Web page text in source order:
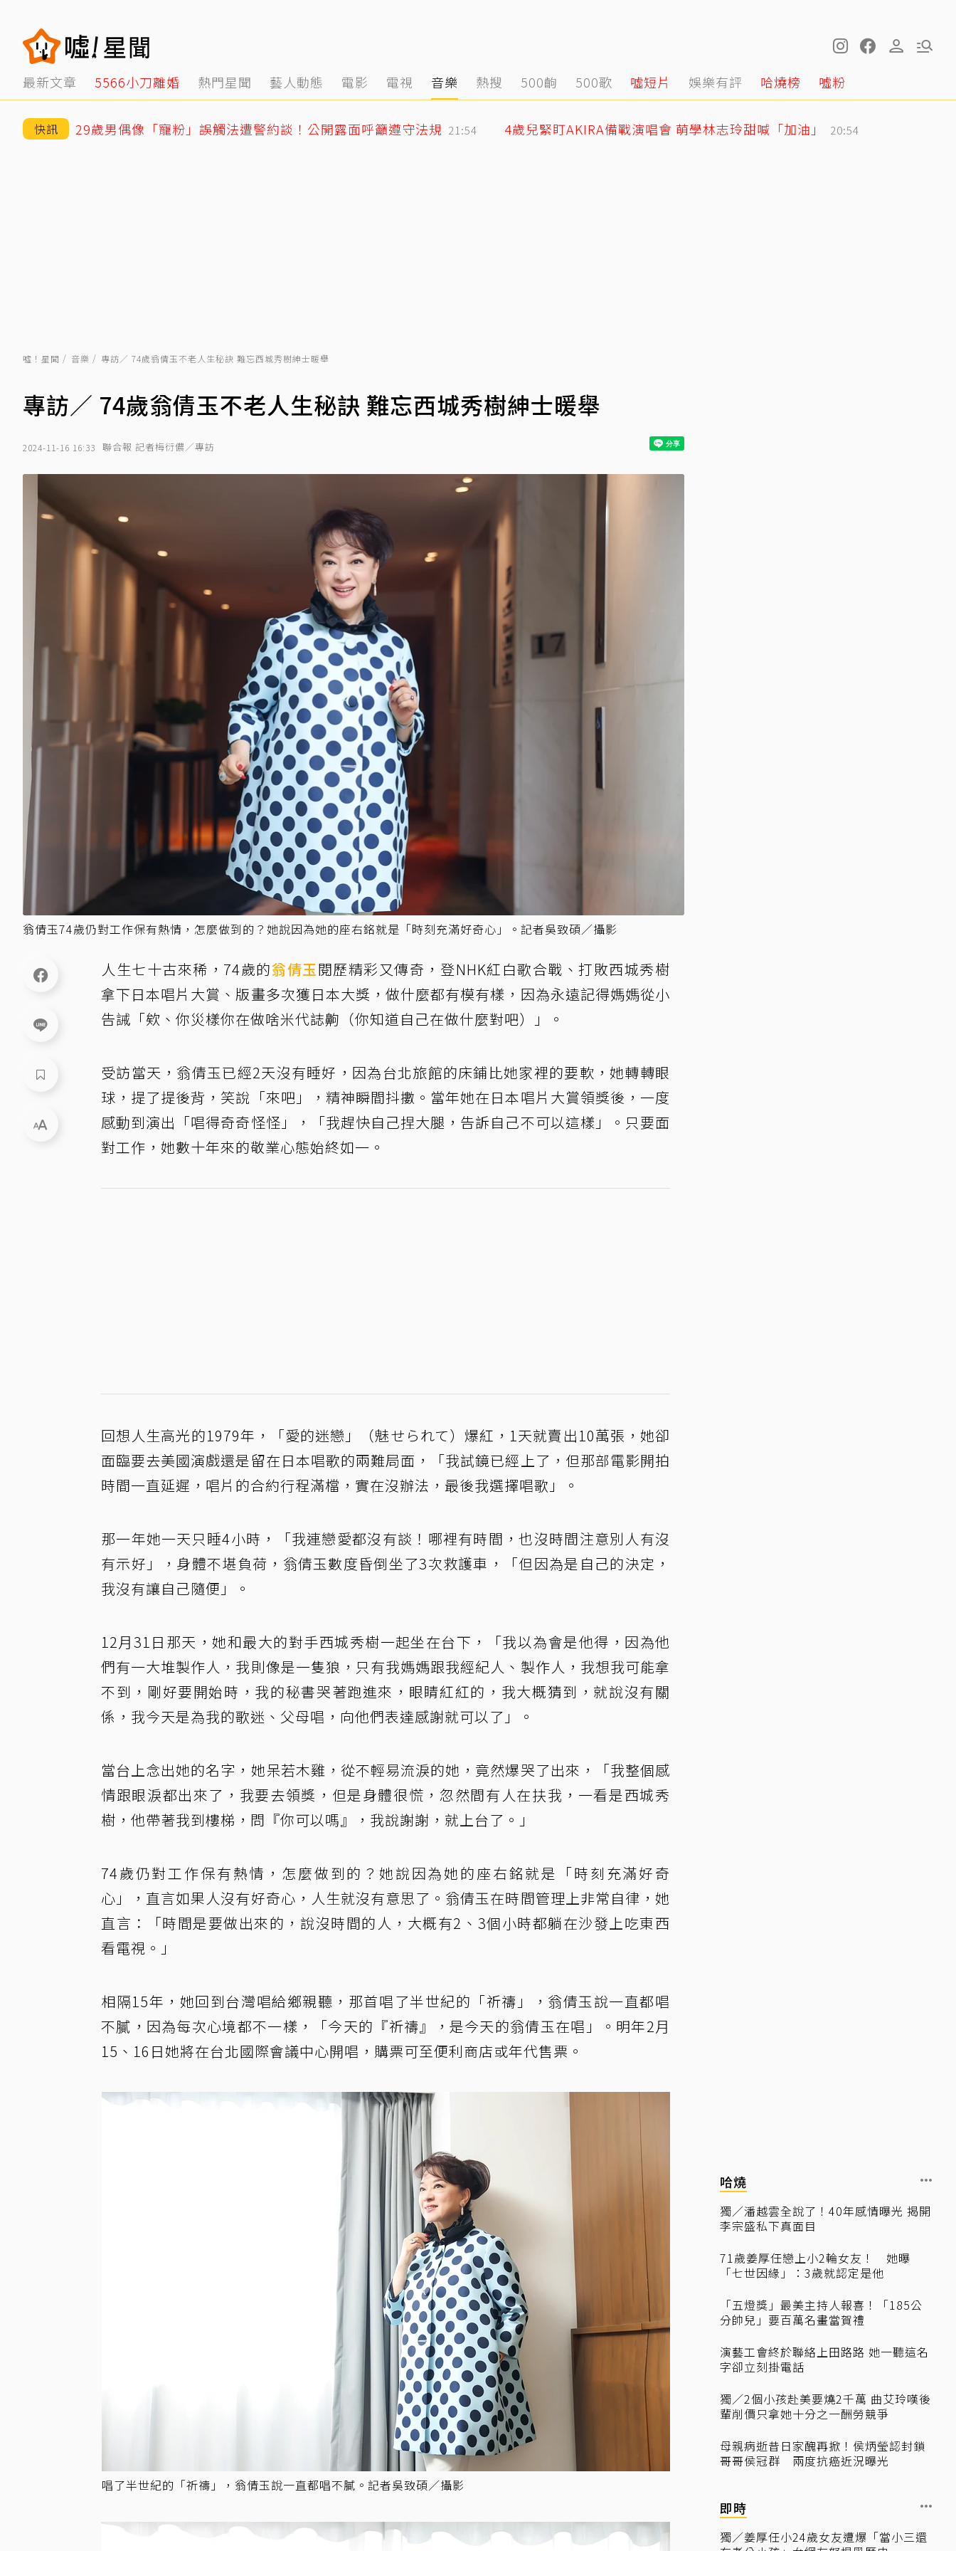
最新文章 5566小刀離婚 熱門星聞 藝人動態 電影 電視 音樂 熱搜 500齣 500歌 噓短片 娛樂有評 哈燒榜 噓粉
快訊 29歲男偶像「寵粉」誤觸法遭警約談！公開露面呼籲遵守法規 21:54 4歲兒緊盯AKIRA備戰演唱會 萌學林志玲甜喊「加油」 20:54
噓！星聞 音樂 專訪／ 74歲翁倩玉不老人生秘訣 難忘西城秀樹紳士暖舉
專訪／ 74歲翁倩玉不老人生秘訣 難忘西城秀樹紳士暖舉
2024-11-16 16:33 聯合報 記者梅衍儂／專訪
翁倩玉74歲仍對工作保有熱情，怎麼做到的？她說因為她的座右銘就是「時刻充滿好奇心」。記者吳致碩／攝影
人生七十古來稀，74歲的翁倩玉閱歷精彩又傳奇，登NHK紅白歌合戰、打敗西城秀樹
拿下日本唱片大賞、版畫多次獲日本大獎，做什麼都有模有樣，因為永遠記得媽媽從小
告誡「欸、你災樣你在做啥米代誌齁（你知道自己在做什麼對吧）」。
受訪當天，翁倩玉已經2天沒有睡好，因為台北旅館的床鋪比她家裡的要軟，她轉轉眼
球，提了提後背，笑說「來吧」，精神瞬間抖擻。當年她在日本唱片大賞領獎後，一度
感動到演出「唱得奇奇怪怪」，「我趕快自己捏大腿，告訴自己不可以這樣」。只要面
對工作，她數十年來的敬業心態始終如一。
回想人生高光的1979年，「愛的迷戀」（魅せられて）爆紅，1天就賣出10萬張，她卻
面臨要去美國演戲還是留在日本唱歌的兩難局面，「我試鏡已經上了，但那部電影開拍
時間一直延遲，唱片的合約行程滿檔，實在沒辦法，最後我選擇唱歌」。
那一年她一天只睡4小時，「我連戀愛都沒有談！哪裡有時間，也沒時間注意別人有沒
有示好」，身體不堪負荷，翁倩玉數度昏倒坐了3次救護車，「但因為是自己的決定，
我沒有讓自己隨便」。
12月31日那天，她和最大的對手西城秀樹一起坐在台下，「我以為會是他得，因為他
們有一大堆製作人，我則像是一隻狼，只有我媽媽跟我經紀人、製作人，我想我可能拿
不到，剛好要開始時，我的秘書哭著跑進來，眼睛紅紅的，我大概猜到，就說沒有關
係，我今天是為我的歌迷、父母唱，向他們表達感謝就可以了」。
當台上念出她的名字，她呆若木雞，從不輕易流淚的她，竟然爆哭了出來，「我整個感
情跟眼淚都出來了，我要去領獎，但是身體很慌，忽然間有人在扶我，一看是西城秀
樹，他帶著我到樓梯，問『你可以嗎』，我說謝謝，就上台了。」
74歲仍對工作保有熱情，怎麼做到的？她說因為她的座右銘就是「時刻充滿好奇
心」，直言如果人沒有好奇心，人生就沒有意思了。翁倩玉在時間管理上非常自律，她
直言：「時間是要做出來的，說沒時間的人，大概有2、3個小時都躺在沙發上吃東西
看電視。」
相隔15年，她回到台灣唱給鄉親聽，那首唱了半世紀的「祈禱」，翁倩玉說一直都唱
不膩，因為每次心境都不一樣，「今天的『祈禱』，是今天的翁倩玉在唱」。明年2月
15、16日她將在台北國際會議中心開唱，購票可至便利商店或年代售票。
唱了半世紀的「祈禱」，翁倩玉說一直都唱不膩。記者吳致碩／攝影
哈燒
獨／潘越雲全說了！40年感情曝光 揭開
李宗盛私下真面目
71歲姜厚任戀上小2輪女友！ 她曝
「七世因緣」：3歲就認定是他
「五燈獎」最美主持人報喜！「185公
分帥兒」要百萬名畫當賀禮
演藝工會終於聯絡上田路路 她一聽這名
字卻立刻掛電話
獨／2個小孩赴美要燒2千萬 曲艾玲嘆後
輩削價只拿她十分之一酬勞競爭
母親病逝昔日家醜再掀！侯炳瑩認封鎖
哥哥侯冠群 兩度抗癌近況曝光
即時
獨／姜厚任小24歲女友遭爆「當小三還